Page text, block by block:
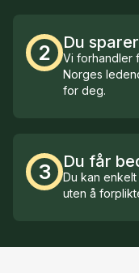
2 Du
Vi forhandler
Norges
for deg.
3 Du får
Du kan
uten å